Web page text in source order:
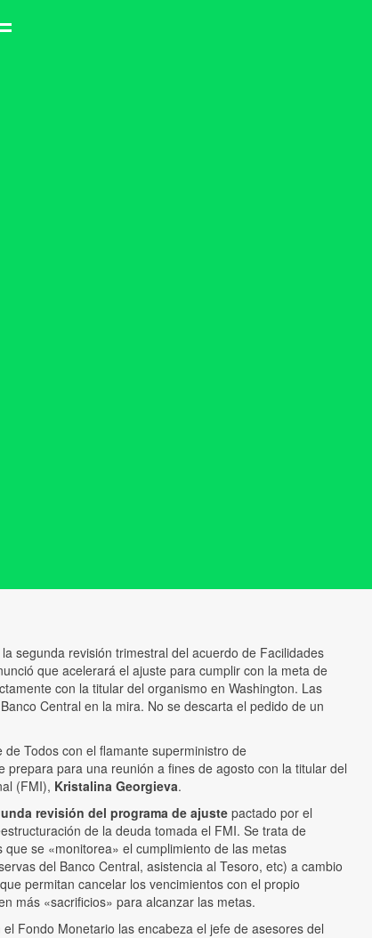
segunda revisión trimestral del acuerdo de Facilidades
que acelerará el ajuste para cumplir con la meta de
con la titular del organismo en Washington. Las
Central en la mira. No se descarta el pedido de un
Todos con el flamante superministro de
prepara para una reunión a fines de agosto con la titular del
(FMI), Kristalina Georgieva.
revisión del programa de ajuste pactado por el
de la deuda tomada el FMI. Se trata de
que se «monitorea» el cumplimiento de las metas
del Banco Central, asistencia al Tesoro, etc) a cambio
permitan cancelar los vencimientos con el propio
más «sacrificios» para alcanzar las metas.
Fondo Monetario las encabeza el jefe de asesores del